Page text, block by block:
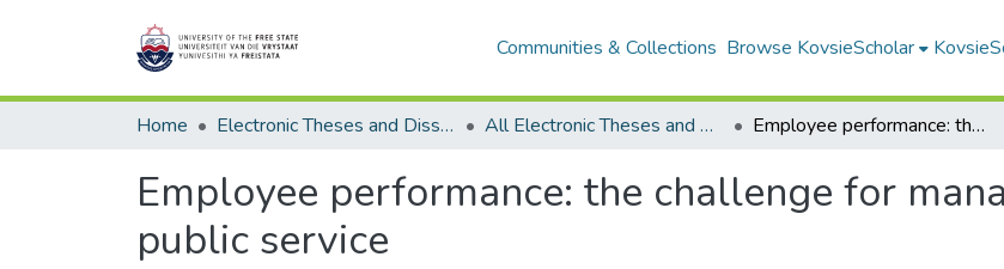
Communities & Collections Browse KovsieScholar
Home Electronic Theses and Dissertations All Electronic Theses and Dissertations Employee performance: the challenge for managers in the Free State public service
Employee performance: the challenge for
public service